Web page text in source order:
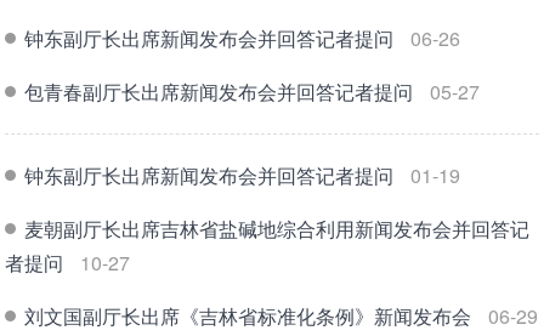
钟东副厅长出席新闻发布会并回答记者提问
06-26
包青春副厅长出席新闻发布会并回答记者提问
05-27
钟东副厅长出席新闻发布会并回答记者提问
01-19
麦朝副厅长出席吉林省盐碱地综合利用新闻发布会并回答记
者提问
10-27
刘文国副厅长出席《吉林省标准化条例》新闻发布会
06-29